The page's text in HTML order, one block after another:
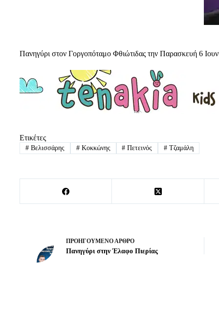
Πανηγύρι στον Γοργοπόταμο Φθιώτιδας την Παρασκευή 6
Ετικέτες
#Βελισσάρης #Κοκκώνης # Πετεινός # Τζαμάλη
ΠΡΟΗΓΟΎΜΕΝΟΆΡΘΡΟ
Πανηγύρι στην Έλαφο Πιερίας